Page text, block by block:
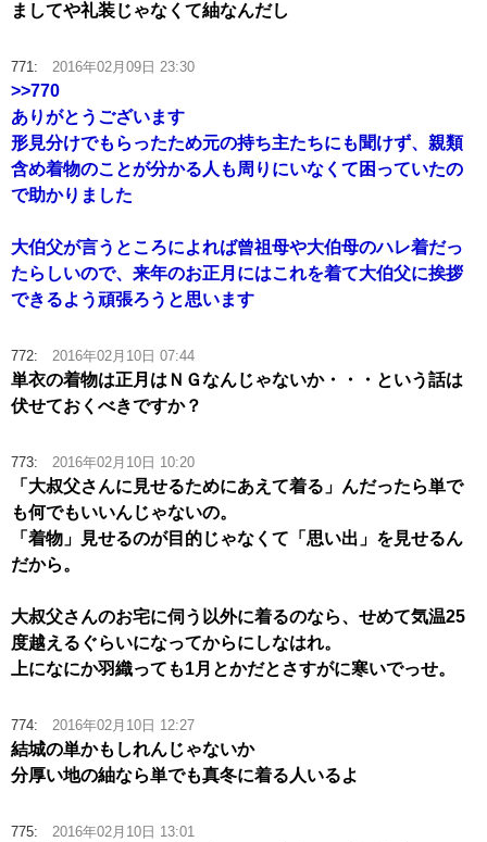
ましてや礼装じゃなくて紬なんだし
771: 2016年02月09日 23:30
>>770
ありがとうございます
形見分けでもらったため元の持ち主たちにも聞けず、親類
含め着物のことが分かる人も周りにいなくて困っていたの
で助かりました
大伯父が言うところによれば曾祖母や大伯母のハレ着だっ
たらしいので、来年のお正月にはこれを着て大伯父に挨拶
できるよう頑張ろうと思います
772: 2016年02月10日 07:44
単衣の着物は正月はＮＧなんじゃないか・・・という話は
伏せておくべきですか？
773: 2016年02月10日 10:20
「大叔父さんに見せるためにあえて着る」んだったら単で
も何でもいいんじゃないの。
「着物」見せるのが目的じゃなくて「思い出」を見せるん
だから。
大叔父さんのお宅に伺う以外に着るのなら、せめて気温25
度越えるぐらいになってからにしなはれ。
上になにか羽織っても1月とかだとさすがに寒いでっせ。
774: 2016年02月10日 12:27
結城の単かもしれんじゃないか
分厚い地の紬なら単でも真冬に着る人いるよ
775: 2016年02月10日 13:01